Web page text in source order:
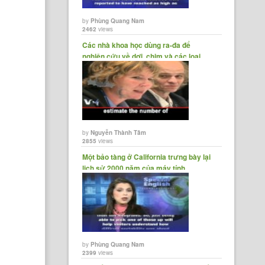
byPhùng Quang Nam
2462 views
Các nhà khoa học dùng ra-đa để
nghiên cứu về dơi, chim và các loại
côn......
byNguyễn Thành Tâm
2855 views
Một bảo tàng ở California trưng bày lại
lịch sử 2000 năm của máy tính
byPhùng Quang Nam
2399 views